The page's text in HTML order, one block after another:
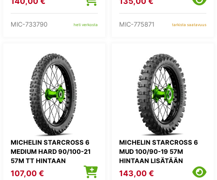
KIERRÄTYSMAKSU 1,82E
MIC-733790 heti verkosta
KIERRÄTYSMAKSU 1,82E
MIC-775871 tarkista saatavuus
MICHELIN STARCROSS 6
MEDIUM HARD 90/100-21
57M TT HINTAAN
LISÄTÄÄN
107,00 €
MICHELIN STARCROSS 6
MUD 100/90-19 57M
HINTAAN LISÄTÄÄN
KIERRÄTYSMAKSU 1,82E
143,00 €